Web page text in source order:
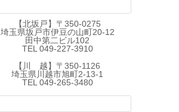
【北坂戸】〒350-0275
埼玉県坂戸市伊豆の山町20-12
田中第二ビル102
TEL 049-227-3910
【川 越】〒350-1126
埼玉県川越市旭町2-13-1
TEL 049-265-3480